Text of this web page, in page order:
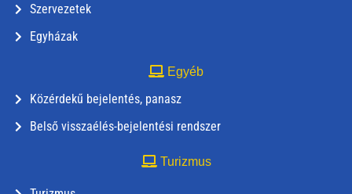
Szervezetek
Egyházak
Egyéb
Közérdekű bejelentés, panasz
Belső visszaélés-bejelentési rendszer
Turizmus